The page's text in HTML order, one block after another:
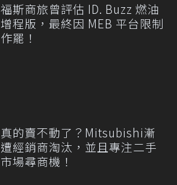
福斯商旅曾評估 ID. Buzz 燃油
增程版，最終因 MEB 平台限制
作罷！
真的賣不動了？Mitsubishi漸
遭經銷商淘汰，並且專注二手
市場尋商機！